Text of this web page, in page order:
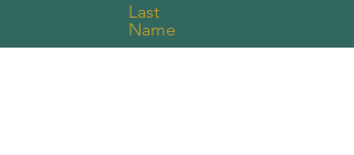
Last
Name